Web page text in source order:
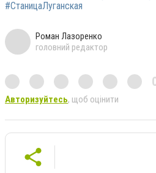
#СтаницаЛуганская
Роман Лазоренко
головний редактор
Авторизуйтесь, щоб оцінити